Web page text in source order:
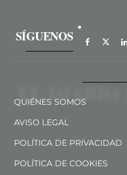
SÍGUENOS
QUIÉNES SOMOS
AVISO LEGAL
POLÍTICA DE PRIVACIDAD
POLÍTICA DE COOKIES